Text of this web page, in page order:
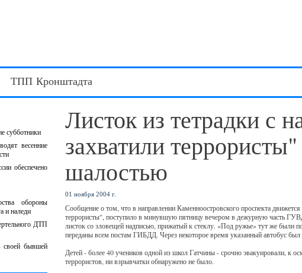
ТПП Кронштадта
субботники
весенние
обеспечено
обороны
и наледи
ДТП
своей бывшей
Листок из тетрадки с
захватили
шалостью
01 ноября 2004 г.
Сообщение о том, что в направлении Каменноостровского проспекта
террористы", поступило в минувшую пятницу вечером в дежурную часть
листок со зловещей надписью, прижатый к стеклу. «Под ружье» тут же были
переданы всем постам ГИБДД. Через некоторое время указанный автобус был
Детей - более 40 учеников одной из школ Гатчины - срочно эвакуировали, к
террористов, ни взрывчатки обнаружено не было.